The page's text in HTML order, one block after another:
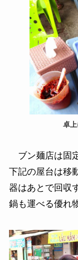
卓
ブン麺店は固
下記の屋台は移
器はあとで回収
鍋も運べる優れ